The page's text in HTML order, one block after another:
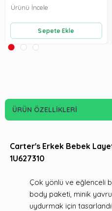
Sepete Ekle
Ürünü İncele
ÜRÜN ÖZELLIKLERI
Carter's Erkek Bebek
1U627310
Çok yönlü ve eğlenceli
body paketi, minik
uydurmak için